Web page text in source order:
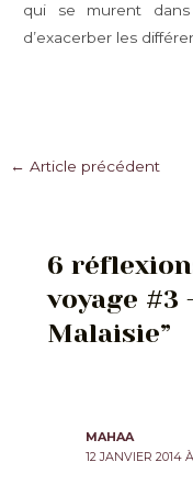
qui se murent dans
d’exacerber les
Navigation
← Article précédent
6
voyage #3
Malaisie”
MAHAA
12 JANVIER 2014